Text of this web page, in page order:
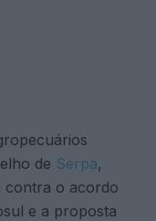
de Serpa,
contra o acordo
e a proposta